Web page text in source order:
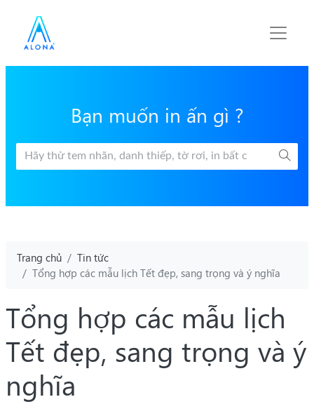
Bạn muốn in ấn gì ?
Trang chủ
Tin tức
Tổng hợp các mẫu lịch Tết đẹp, sang trọng và ý nghĩa
Tổng hợp các mẫu lịch
Tết đẹp, sang trọng và ý
nghĩa